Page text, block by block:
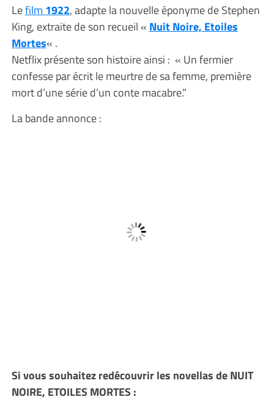
Lefilm 1922, adapte la nouvelle éponyme de Stephen
King, extraite de son recueil « Nuit Noire, Etoiles
Mortes« .
Netflix présente son histoire ainsi : « Un fermier
confesse par écrit le meurtre de sa femme, première
mort d’une série d’un conte macabre.”
La bande annonce :
Si vous souhaitez redécouvrir les novellas de NUIT
NOIRE, ETOILES MORTES :